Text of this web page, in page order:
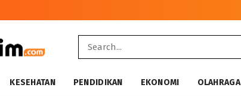
KESEHATAN PENDIDIKAN EKONOMI OLAHRAGA